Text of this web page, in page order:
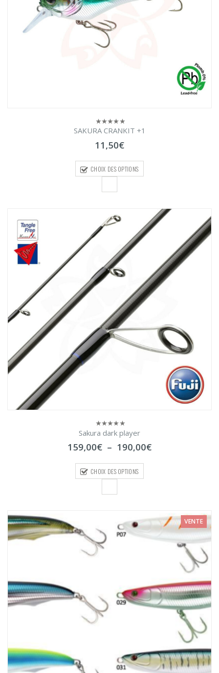
0
5
SAKURA CRANKIT +1
11,50€
CHOIX DES OPTIONS
0
5
Sakura dark player
159,00€ – 190,00€Plage
CHOIX DES OPTIONS
VENTE